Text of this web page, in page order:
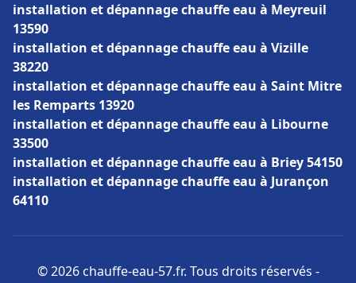
installation et dépannage chauffe eau à Meyreuil
13590
installation et dépannage chauffe eau à Vizille
38220
installation et dépannage chauffe eau à Saint Mitre
les Remparts 13920
installation et dépannage chauffe eau à Libourne
33500
installation et dépannage chauffe eau à Briey 54150
installation et dépannage chauffe eau à Jurançon
64110
© 2026 chauffe-eau-57.fr. Tous droits réservés -